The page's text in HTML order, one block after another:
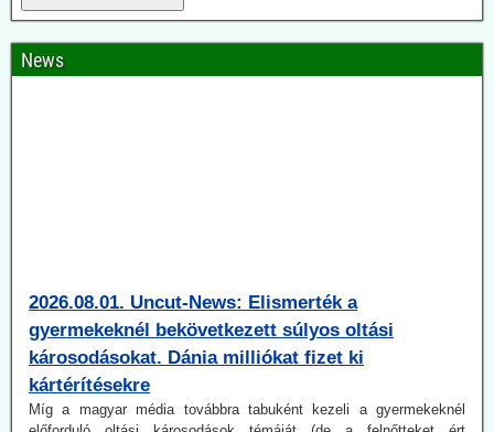
News
károsodásokat. Dánia milliókat fizet ki
kártérítésekre
Míg a magyar média továbbra tabuként kezeli a gyermekeknél
előforduló oltási károsodások témáját (de a felnőtteket ért
károsodásokét is), a dán közszolgálati műsorszolgáltató DR
(Danmarks Radio) vitát indít erről. Egy gyermekorvos, aki maga is